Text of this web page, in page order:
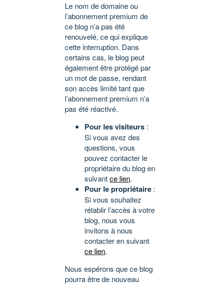
Le nom de domaine ou
l’abonnement premium de
ce blog n’a pas été
renouvelé, ce qui explique
cette interruption. Dans
certains cas, le blog peut
également être protégé par
un mot de passe, rendant
son accès limité tant que
l’abonnement premium n’a
pas été réactivé.
Pour les visiteurs :
Si vous avez des
questions, vous
pouvez contacter le
propriétaire du blog en
suivantce lien.
Pour le propriétaire :
Si vous souhaitez
rétablir l’accès à votre
blog, nous vous
invitons à nous
contacter en suivant
ce lien.
Nous espérons que ce blog
pourra être de nouveau